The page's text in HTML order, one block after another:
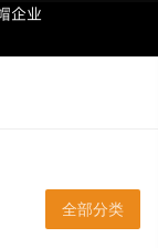
企业
全部分类